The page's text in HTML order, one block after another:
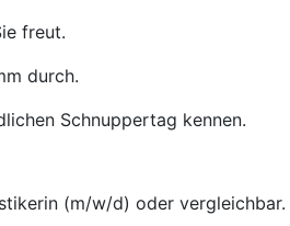
freut.
durch.
Schnuppertag kennen.
(m/w/d) oder vergleichbar.